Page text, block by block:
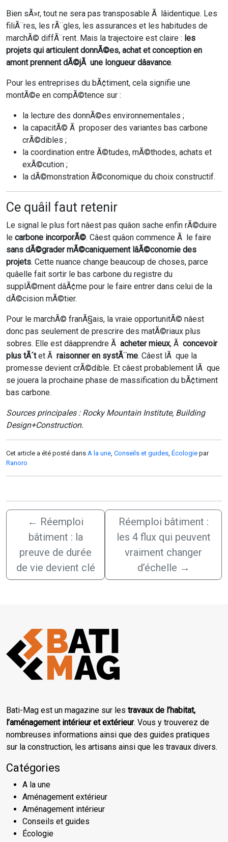
Bien sÃ»r, tout ne sera pas transposable Ã lâidentique. Les
filiÃ¨res, les rÃ¨gles, les assurances et les habitudes de
marchÃ© diffÃ¨rent. Mais la trajectoire est claire : les
projets qui articulent donnÃ©es, achat et conception en
amont prennent dÃ©jÃ une longueur dâavance.
Pour les entreprises du bÃ¢timent, cela signifie une
montÃ©e en compÃ©tence sur :
la lecture des donnÃ©es environnementales ;
la capacitÃ© Ã proposer des variantes bas carbone
crÃ©dibles ;
la coordination entre Ã©tudes, mÃ©thodes, achats et
exÃ©cution ;
la dÃ©monstration Ã©conomique du choix constructif.
Ce quâil faut retenir
Le signal le plus fort nâest pas quâon sache enfin rÃ©duire
le carbone incorporÃ©. Câest quâon commence Ã le faire
sans dÃ©grader mÃ©caniquement lâÃ©conomie des
projets. Cette nuance change beaucoup de choses, parce
quâelle fait sortir le bas carbone du registre du
supplÃ©ment dâÃ¢me pour le faire entrer dans celui de la
dÃ©cision mÃ©tier.
Pour le marchÃ© franÃ§ais, la vraie opportunitÃ© nâest
donc pas seulement de prescrire des matÃ©riaux plus
sobres. Elle est dâapprendre Ã acheter mieux, Ã concevoir
plus tÃ´tet Ã raisonner en systÃ¨me. Câest lÃ que la
promesse devient crÃ©dible. Et câest probablement lÃ que
se jouera la prochaine phase de massification du bÃ¢timent
bas carbone.
Sources principales : Rocky Mountain Institute, Building
Design+Construction.
Cet article a été posté dans A la une Conseils et guides Écologie par
Ranoro
← Réemploi
bâtiment : la
preuve de durée
de vie devient clé
Réemploi bâtiment :
les 4 flux qui peuvent
vraiment changer
d’échelle →
Bati-Mag est un magazine sur les travaux de l’habitat,
l’aménagement intérieur et extérieur. Vous y trouverez de
nombreuses informations ainsi que des guides pratiques
sur la construction, les artisans ainsi que les travaux divers.
Catégories
A la une
Aménagement extérieur
Aménagement intérieur
Conseils et guides
Écologie